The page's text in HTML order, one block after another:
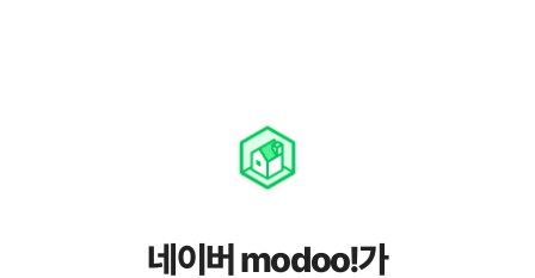
네이버 modoo!가